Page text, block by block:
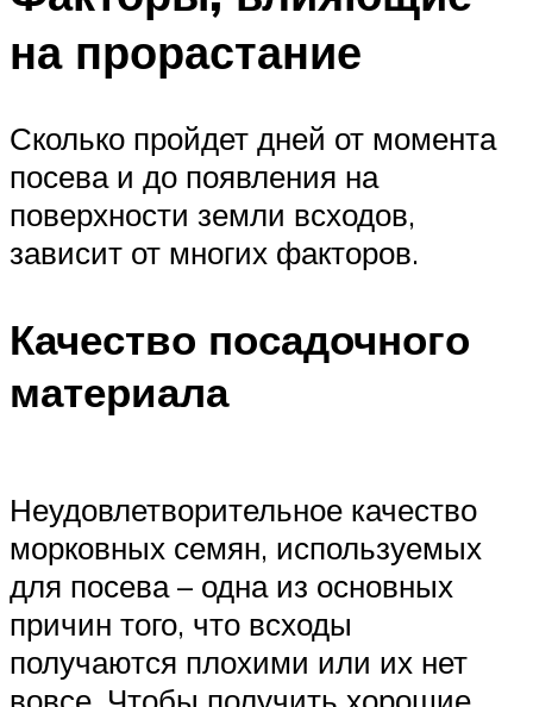
на прорастание
Сколько пройдет дней от момента
посева и до появления на
поверхности земли всходов,
зависит от многих факторов.
Качество посадочного
материала
Неудовлетворительное качество
морковных семян, используемых
для посева – одна из основных
причин того, что всходы
получаются плохими или их нет